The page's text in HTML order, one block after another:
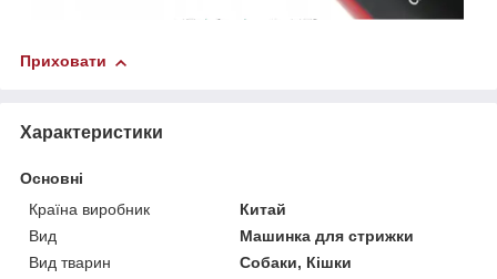
Приховати
Характеристики
Основні
Країна виробник
Китай
Вид
Машинка для стрижки
Вид тварин
Собаки, Кішки